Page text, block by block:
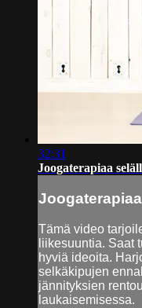
32:31
Joogaterapiaa
Tämä video
liikesuuntia. Saat
hyviä ideoita.
selkäkipujen
jännityksien
laukaisemisessa.